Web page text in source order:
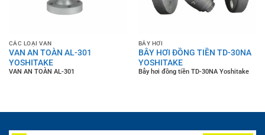
CÁC LOẠI VAN
VAN AN TOÀN AL-301
YOSHITAKE
VAN AN TOÀN AL-301
BẪY HƠI
BẪY HƠI ĐỒNG TIỀN TD-30NA
YOSHITAKE
Bẫy hơi đồng tiền TD-30NA Yoshitake